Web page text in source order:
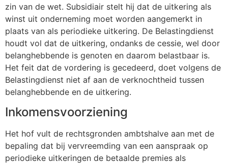
zin van de wet. Subsidiair stelt hij dat de uitkering als
winst uit onderneming moet worden aangemerkt in
plaats van als periodieke uitkering. De Belastingdienst
houdt vol dat de uitkering, ondanks de cessie, wel door
belanghebbende is genoten en daarom belastbaar is.
Het feit dat de vordering is gecedeerd, doet volgens de
Belastingdienst niet af aan de verknochtheid tussen
belanghebbende en de uitkering.
Inkomensvoorziening
Het hof vult de rechtsgronden ambtshalve aan met de
bepaling dat bij vervreemding van een aanspraak op
periodieke uitkeringen de betaalde premies als